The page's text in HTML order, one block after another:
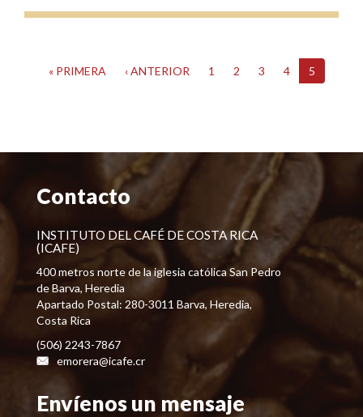
« PRIMERA ‹ ANTERIOR 1 2 3 4 5
Contacto
INSTITUTO DEL CAFÉ DE COSTA RICA
(ICAFE)
400 metros norte de la iglesia católica San Pedro
de Barva, Heredia
Apartado Postal: 280-3011 Barva, Heredia,
Costa Rica
(506) 2243-7867
emorera@icafe.cr
Envíenos un mensaje